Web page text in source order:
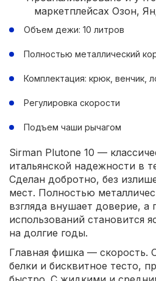
маркетплейсах Озон,
Объем дежи: 10 литров
Полностью металлический
Комплектация: крюк, венчик,
Регулировка скорости
Подъем чаши рычагом
Sirman Plutone 10 —
итальянской надежности в
Сделан добротно, без
мест. Полностью
взгляда внушает доверие, а
использований становится
на долгие годы.
Главная фишка — скорость.
белки и бисквитное тесто,